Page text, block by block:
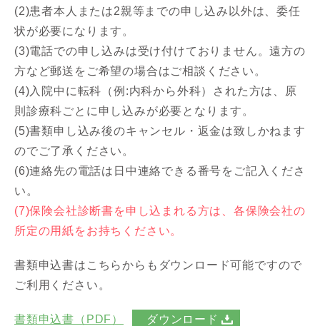
(2)患者本人または2親等までの申し込み以外は、委任
状が必要になります。
(3)電話での申し込みは受け付けておりません。遠方の
方など郵送をご希望の場合はご相談ください。
(4)入院中に転科（例:内科から外科）された方は、原
則診療科ごとに申し込みが必要となります。
(5)書類申し込み後のキャンセル・返金は致しかねます
のでご了承ください。
(6)連絡先の電話は日中連絡できる番号をご記入くださ
い。
(7)保険会社診断書を申し込まれる方は、各保険会社の
所定の用紙をお持ちください。
書類申込書はこちらからもダウンロード可能ですので
ご利用ください。
書類申込書（PDF） ダウンロード